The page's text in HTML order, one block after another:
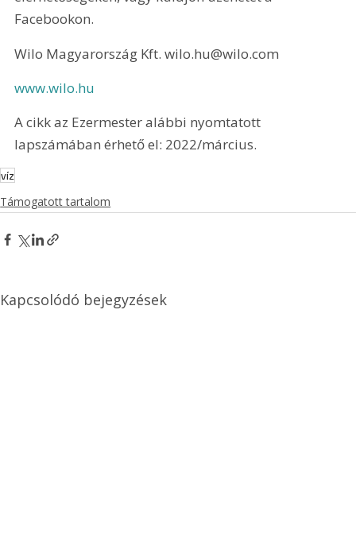
Facebookon.
Wilo Magyarország Kft. wilo.hu@wilo.com
www.wilo.hu
A cikk az Ezermester alábbi nyomtatott
lapszámában érhető el: 2022/március.
víz
Támogatott tartalom
Kapcsolódó bejegyzések